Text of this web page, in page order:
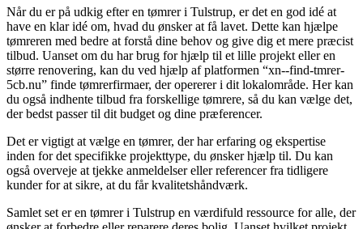
Når du er på udkig efter en tømrer i Tulstrup, er det en god idé at
have en klar idé om, hvad du ønsker at få lavet. Dette kan hjælpe
tømreren med bedre at forstå dine behov og give dig et mere præcist
tilbud. Uanset om du har brug for hjælp til et lille projekt eller en
større renovering, kan du ved hjælp af platformen “xn--find-tmrer-
5cb.nu” finde tømrerfirmaer, der opererer i dit lokalområde. Her kan
du også indhente tilbud fra forskellige tømrere, så du kan vælge det,
der bedst passer til dit budget og dine præferencer.
Det er vigtigt at vælge en tømrer, der har erfaring og ekspertise
inden for det specifikke projekttype, du ønsker hjælp til. Du kan
også overveje at tjekke anmeldelser eller referencer fra tidligere
kunder for at sikre, at du får kvalitetshåndværk.
Samlet set er en tømrer i Tulstrup en værdifuld ressource for alle, der